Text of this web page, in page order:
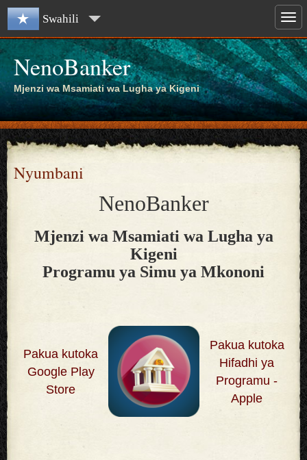
Swahili
NenoBanker
Mjenzi wa Msamiati wa Lugha ya Kigeni
Nyumbani
NenoBanker
Mjenzi wa Msamiati wa Lugha ya
Kigeni
Programu ya Simu ya Mkononi
Pakua kutoka
Google Play
Store
Pakua kutoka
Hifadhi ya
Programu -
Apple